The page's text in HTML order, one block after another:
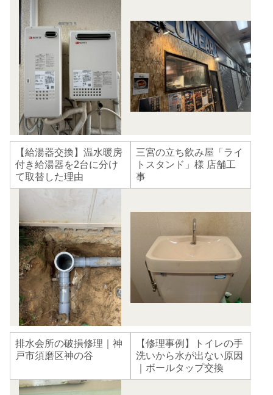
【給湯器交換】温水暖房
付き給湯器を2台に分け
て取替した理由
三宮の立ち飲み屋「ライ
トスタンド」様 店舗工
事
排水会所の破損修理｜神
戸市須磨区神の谷
【修理事例】トイレの手
洗いから水が出ない原因
｜ボールタップ交換